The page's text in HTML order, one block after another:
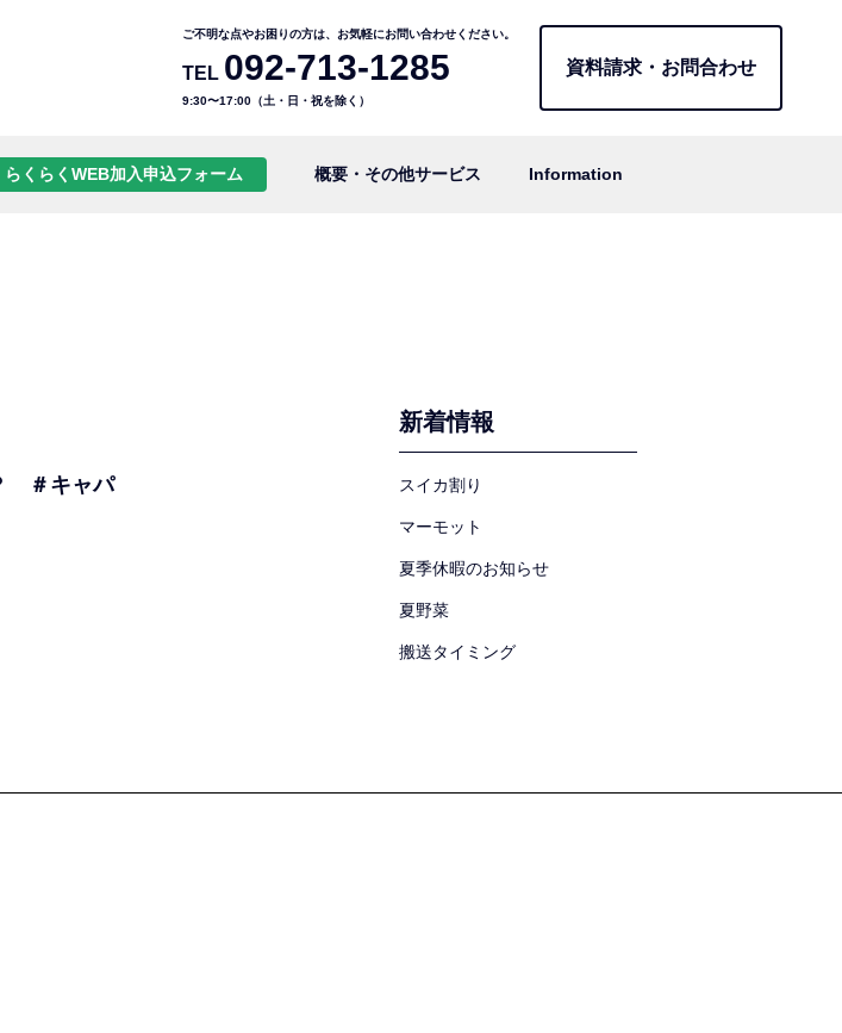
ご不明な点やお困りの方は、お気軽にお問い合わせください。
TEL 092-713-1285
9:30〜17:00（土・日・祝を除く）
資料請求・お問合わせ
らくらくWEB加入申込フォーム 概要・その他サービス Information
＃キャパ
新着情報
スイカ割り
マーモット
夏季休暇のお知らせ
夏野菜
搬送タイミング